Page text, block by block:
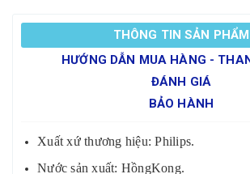
THÔNG TIN SẢN PHẨM
HƯỚNG DẪN MUA HÀNG -
ĐÁNH GIÁ
BẢO HÀNH
Xuất xứ thương hiệu: Philips.
Nước sản xuất: HồngKong.